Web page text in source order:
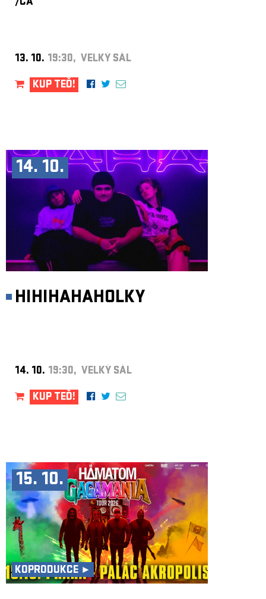
13. 10. 19:30, VELKÝ SÁL
KUP TEĎ!
14. 10.
HIHIHAHAHOLKY
14. 10. 19:30, VELKÝ SÁL
KUP TEĎ!
15. 10.
KOPRODUKCE ►